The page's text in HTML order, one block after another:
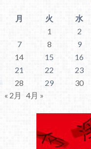
月
火 水
1
2
7
8 9
14
15 16
21
22 23
28
29 30
« 2月
4月 »